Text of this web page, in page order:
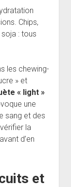
Chips,
: tous
les chewing-
» et
« light »
une
sang et des
la
d’en
et